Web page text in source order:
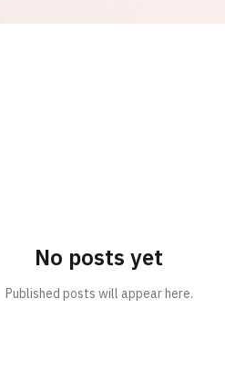
No posts yet
Published posts will appear here.